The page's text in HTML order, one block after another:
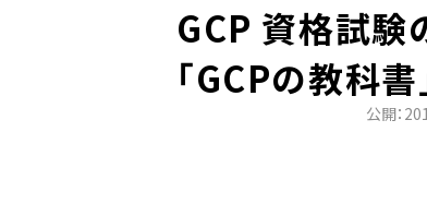
GCP 資格試験
「GCPの教科
公開：